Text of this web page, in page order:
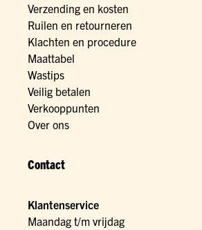
Verzending en kosten
Ruilen en retourneren
Klachten en procedure
Maattabel
Wastips
Veilig betalen
Verkooppunten
Over ons
Contact
Klantenservice
Maandag t/m vrijdag